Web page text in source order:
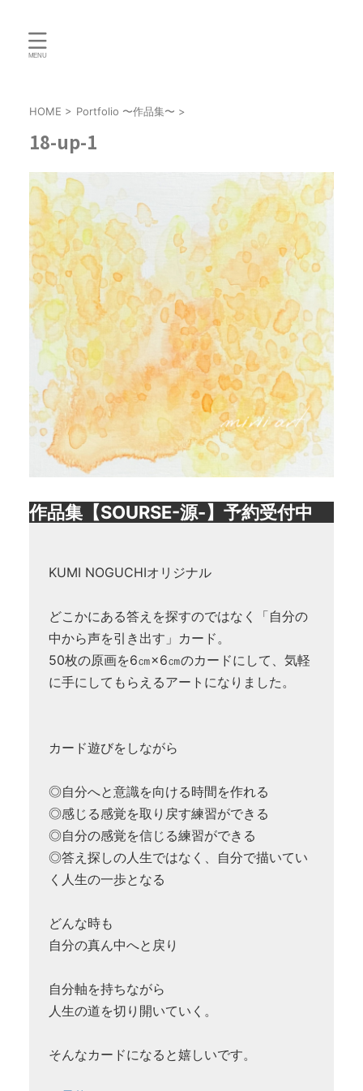
HOME > Portfolio 〜作品集〜 >
18-up-1
作品集【SOURSE-源-】予約受付中
KUMI NOGUCHIオリジナル
どこかにある答えを探すのではなく「自分の
中から声を引き出す」カード。
50枚の原画を6㎝×6㎝のカードにして、気軽
に手にしてもらえるアートになりました。
カード遊びをしながら
◎自分へと意識を向ける時間を作れる
◎感じる感覚を取り戻す練習ができる
◎自分の感覚を信じる練習ができる
◎答え探しの人生ではなく、自分で描いてい
く人生の一歩となる
どんな時も
自分の真ん中へと戻り
自分軸を持ちながら
人生の道を切り開いていく。
そんなカードになると嬉しいです。